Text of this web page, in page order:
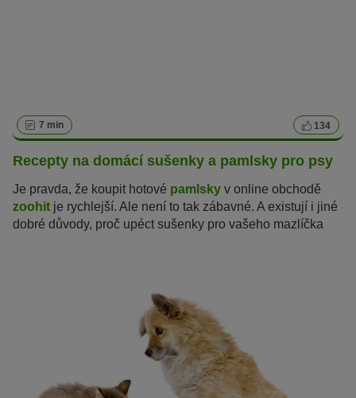
7 min 134
Recepty na domácí sušenky a pamlsky pro psy
Je pravda, že koupit hotové pamlsky v online obchodě
zoohit je rychlejší. Ale není to tak zábavné. A existují i jiné
dobré důvody, proč upéct sušenky pro vašeho mazlíčka